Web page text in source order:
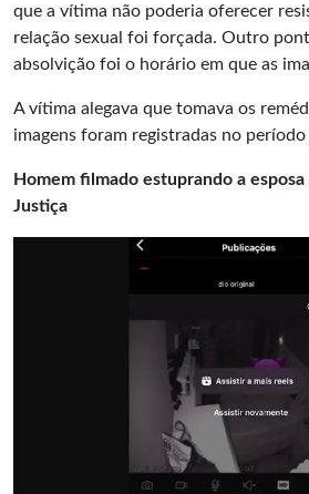
que a vítima não poderia oferecer
relação sexual foi forçada. Outro
absolvição foi o horário em que as
A vítima alegava que tomava os
imagens foram registradas no período
Homem filmado estuprando a
Justiça